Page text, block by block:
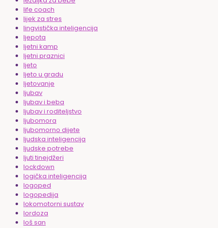
life coach
lijek za stres
lingvistička inteligencija
ljepota
ljetni kamp
ljetni praznici
ljeto
ljeto u gradu
ljetovanje
ljubav
ljubav i beba
ljubav i roditeljstvo
ljubomora
ljubomorno dijete
ljudska inteligencija
ljudske potrebe
ljuti tinejdžeri
lockdown
logička inteligencija
logoped
logopedija
lokomotorni sustav
lordoza
loš san